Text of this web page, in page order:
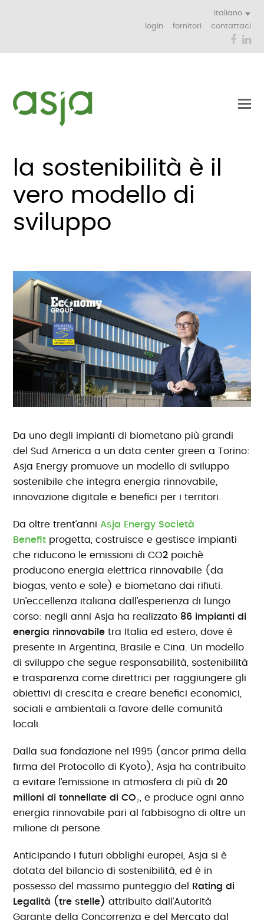
italiano
login
fornitori contattaci
la sostenibilità è il
vero modello di
sviluppo
Da uno degli impianti di biometano più grandi
del Sud America a un data center green a Torino:
Asja Energy promuove un modello di sviluppo
sostenibile che integra energia rinnovabile,
innovazione digitale e benefici per i territori.
Da oltre trent’anni Asja Energy Società
Benefit progetta, costruisce e gestisce impianti
che riducono le emissioni di CO2 poichè
producono energia elettrica rinnovabile (da
biogas, vento e sole) e biometano dai rifiuti.
Un’eccellenza italiana dall’esperienza di lungo
corso: negli anni Asja ha realizzato 86 impianti di
energia rinnovabile tra Italia ed estero, dove è
presente in Argentina, Brasile e Cina. Un modello
di sviluppo che segue responsabilità, sostenibilità
e trasparenza come direttrici per raggiungere gli
obiettivi di crescita e creare benefici economici,
sociali e ambientali a favore delle comunità
locali.
Dalla sua fondazione nel 1995 (ancor prima della
firma del Protocollo di Kyoto), Asja ha contribuito
a evitare l’emissione in atmosfera di più di20
milioni di tonnellate di CO₂ , e produce ogni anno
energia rinnovabile pari al fabbisogno di oltre un
milione di persone.
Anticipando i futuri obblighi europei, Asja si è
dotata del bilancio di sostenibilità, ed è in
possesso del massimo punteggio del
Rating di
Legalità (tre stelle) attribuito dall’Autorità
Garante della Concorrenza e del Mercato dal